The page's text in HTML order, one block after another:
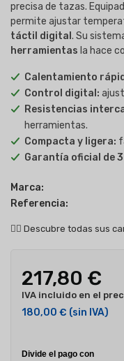
precisa de tazas.
permite ajustar
táctil digital . Su
herramientas la hace
Calentamiento
Control digital:
Resistencias
herramientas.
Compacta y ligera:
Garantía oficial de
Marca:
Referencia:
👇🏻 Descubre todas sus
217,80 €
180,00 € (sin IVA)
IVA incluido en el